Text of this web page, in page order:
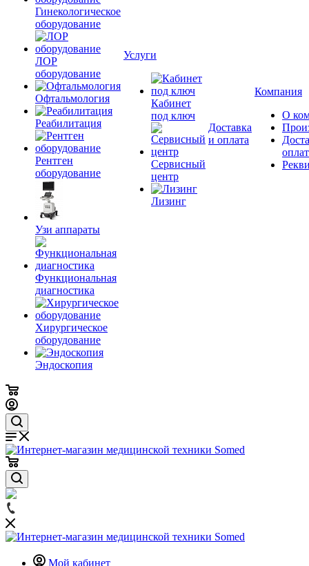
Гинекологическое
оборудование
ЛОР
оборудование
Офтальмология
Реабилитация
Рентген
оборудование
Узи аппараты
Функциональная
диагностика
Хирургическое
оборудование
Эндоскопия
Услуги
Кабинет
под ключ
Сервисный
центр
Лизинг
Доставка
и оплата
Компания
О
Мой кабинет